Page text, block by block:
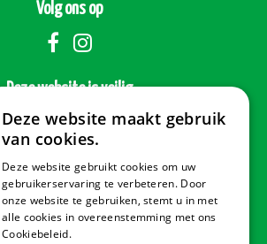
Volg ons op
Deze website is veilig
Veilig betalen
Deze website maakt gebruik
van cookies.
Deze website gebruikt cookies om uw
gebruikerservaring te verbeteren. Door
onze website te gebruiken, stemt u in met
alle cookies in overeenstemming met ons
Cookiebeleid.